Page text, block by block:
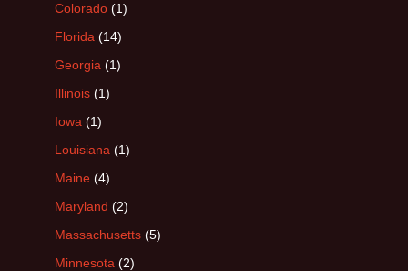
Colorado (1)
Florida (14)
Georgia (1)
Illinois (1)
Iowa (1)
Louisiana (1)
Maine (4)
Maryland (2)
Massachusetts (5)
Minnesota (2)